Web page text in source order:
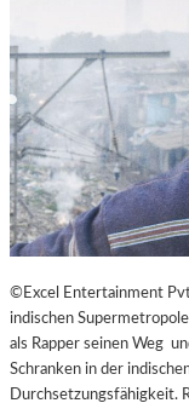
©Excel Entertainment
indischen
als Rapper seinen Weg
Schranken in der
Durchsetzungsfähigkeit.